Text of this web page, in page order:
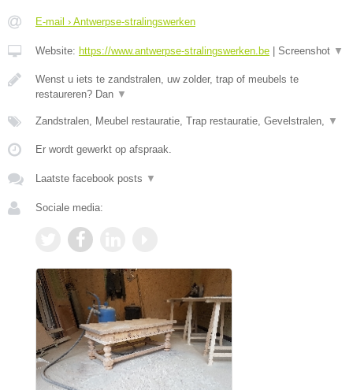
E-mail › Antwerpse-stralingswerken
Website: https://www.antwerpse-stralingswerken.be Screenshot ▼
Wenst u iets te zandstralen, uw zolder, trap of meubels te
restaureren? Dan ▼
Zandstralen, Meubel restauratie, Trap restauratie, Gevelstralen, ▼
Er wordt gewerkt op afspraak.
Laatste facebook posts ▼
Sociale media: